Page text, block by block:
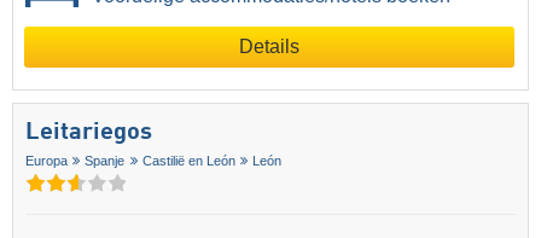
Details
Leitariegos
Europa Spanje Castilië en León León